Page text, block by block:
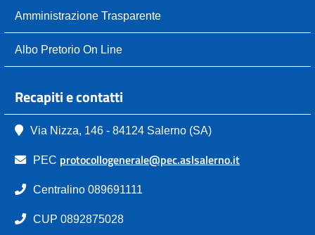
Amministrazione Trasparente
Albo Pretorio On Line
Recapiti e contatti
Via Nizza, 146 - 84124 Salerno (SA)
PEC protocollogenerale@pec.aslsalerno.it
Centralino 089691111
CUP 0892875028